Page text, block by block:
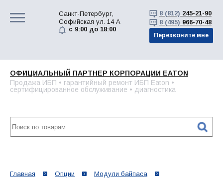
Санкт-Петербург,
Софийская ул. 14 А
с 9:00 до 18:00
8 (812) 245-21-90
8 (495) 966-70-48
Перезвоните мне
ОФИЦИАЛЬНЫЙ ПАРТНЕР КОРПОРАЦИИ EATON
Продажа ИБП • гарантийный ремонт ИБП Eaton •
сертифицированное обслуживание • диагностика
Главная Опции
Модули байпаса